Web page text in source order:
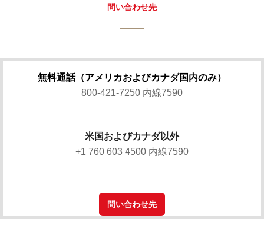
問い合わせ先
無料通話（アメリカおよびカナダ国内のみ）
800-421-7250 内線7590
米国およびカナダ以外
+1 760 603 4500 内線7590
問い合わせ先